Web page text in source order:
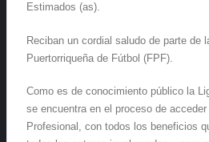
Estimados (as).
Reciban un cordial saludo de parte de
Puertorriqueña de Fútbol (FPF).
Como es de conocimiento público la
se encuentra en el proceso de
Profesional, con todos los beneficios